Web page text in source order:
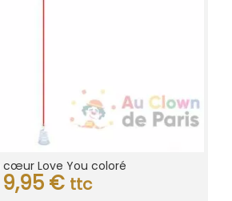
cœur Love You coloré
9,95 € ttc